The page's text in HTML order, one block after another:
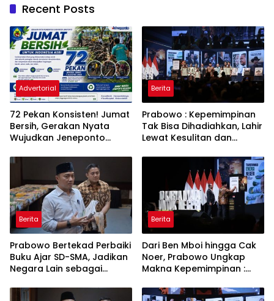
Recent Posts
Advertorial
72 Pekan Konsisten! Jumat
Bersih, Gerakan Nyata
Wujudkan Jeneponto
ASRI
Berita
Prabowo : Kepemimpinan
Tak Bisa Dihadiahkan, Lahir
Lewat Kesulitan dan
Berita
Prabowo Bertekad Perbaiki
Buku Ajar SD-SMA, Jadikan
Negara Lain sebagai
Berita
Dari Ben Mboi hingga Cak
Noer, Prabowo Ungkap
Makna Kepemimpinan :
Gunakan Akal Sehat